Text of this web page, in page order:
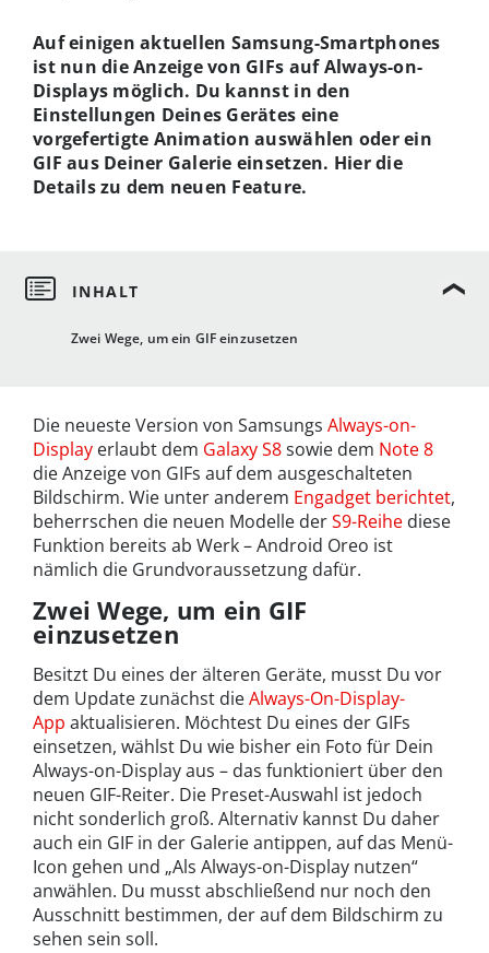
Zwei Wege, um ein GIF einzusetzen
Auf einigen aktuellen Samsung-Smartphones
ist nun die Anzeige von GIFs auf Always-on-
Displays möglich. Du kannst in den
Einstellungen Deines Gerätes eine
vorgefertigte Animation auswählen oder ein
GIF aus Deiner Galerie einsetzen. Hier die
Details zu dem neuen Feature.
Die neueste Version von Samsungs Always-on-
Display erlaubt dem Galaxy S8sowie dem Note 8
die Anzeige von GIFs auf dem ausgeschalteten
Bildschirm. Wie unter anderem Engadget berichtet,
beherrschen die neuen Modelle derS9-Reihe diese
Funktion bereits ab Werk – Android Oreo ist
nämlich die Grundvoraussetzung dafür.
Zwei Wege, um ein GIF
einzusetzen
Besitzt Du eines der älteren Geräte, musst Du vor
dem Update zunächst dieAlways-On-Display-
App aktualisieren. Möchtest Du eines der GIFs
einsetzen, wählst Du wie bisher ein Foto für Dein
Always-on-Display aus – das funktioniert über den
neuen GIF-Reiter. Die Preset-Auswahl ist jedoch
nicht sonderlich groß. Alternativ kannst Du daher
auch ein GIF in der Galerie antippen, auf das Menü-
Icon gehen und „Als Always-on-Display nutzen“
anwählen. Du musst abschließend nur noch den
Ausschnitt bestimmen, der auf dem Bildschirm zu
sehen sein soll.